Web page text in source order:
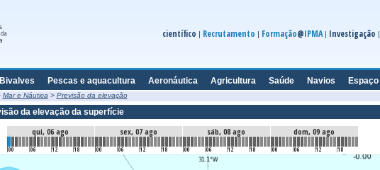
científico | Recrutamento | Formação@IPMA| Investigação |
Bivalves Pescas e aquacultura Aeronáutica Agricultura Saúde Navios Espaço
Mar e Náutica > Previsão da elevação
da elevação da superfície
qui, 06 ago
00 06 12 18
sex, 07 ago
00 06 12 18
sáb, 08 ago
00 06 12 18
dom, 09 ago
00 06 12 18